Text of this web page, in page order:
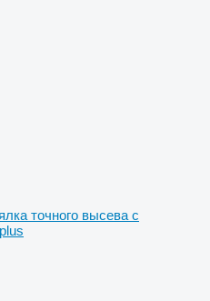
точного высева с